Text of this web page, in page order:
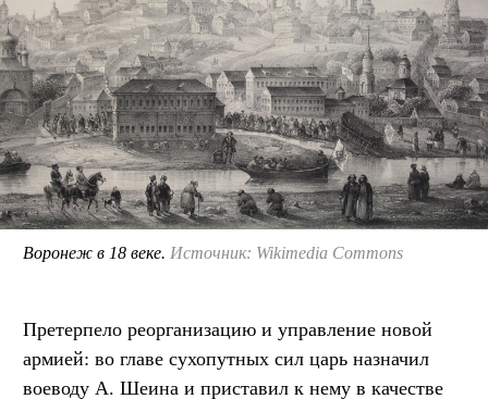
Воронеж в 18 веке. Источник: Wikimedia Commons
Претерпело реорганизацию и управление новой
армией: во главе сухопутных сил царь назначил
воеводу А. Шеина и приставил к нему в качестве